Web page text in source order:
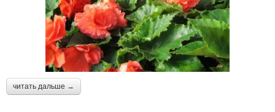
читать дальше →